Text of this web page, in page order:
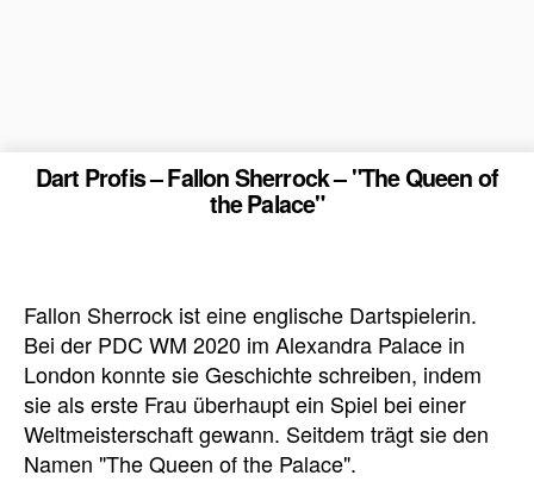
Dart Profis – Fallon Sherrock – "The Queen of
the Palace"
Fallon Sherrock ist eine englische Dartspielerin.
Bei der PDC WM 2020 im Alexandra Palace in
London konnte sie Geschichte schreiben, indem
sie als erste Frau überhaupt ein Spiel bei einer
Weltmeisterschaft gewann. Seitdem trägt sie den
Namen "The Queen of the Palace".